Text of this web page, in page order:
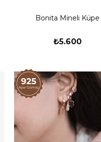
Bonita Mineli Küpe
₺5.600